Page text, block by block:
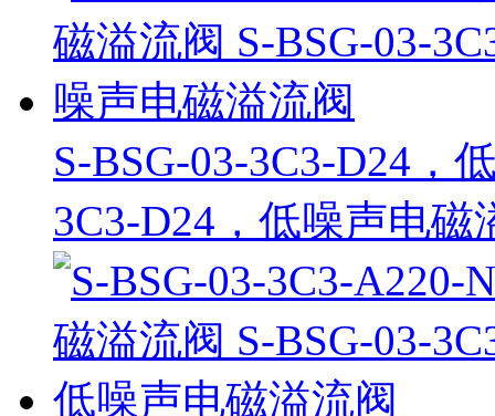
S-BSG-03-3C3-D24，
3C3-D24，低噪声电磁